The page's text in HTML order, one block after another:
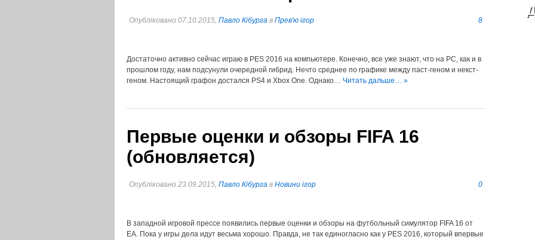
Опубліковано 07.10.2015, Павло Кібурга в Прев'ю ігор 8
Достаточно активно сейчас играю в PES 2016 на компьютере. Конечно, все уже знают, что на PC, как и в
прошлом году, нам подсунули очередной гибрид. Нечто среднее по графике между паст-геном и некст-
геном. Настоящий графон достался PS4 и Xbox One. Однако… Читать дальше… »
Первые оценки и обзоры FIFA 16
(обновляется)
Опубліковано 23.09.2015, Павло Кібурга в Новини ігор 0
В западной игровой прессе появились первые оценки и обзоры на футбольный симулятор FIFA 16 от
EA. Пока у игры дела идут весьма хорошо. Правда, не так единогласно как у PES 2016, который впервые